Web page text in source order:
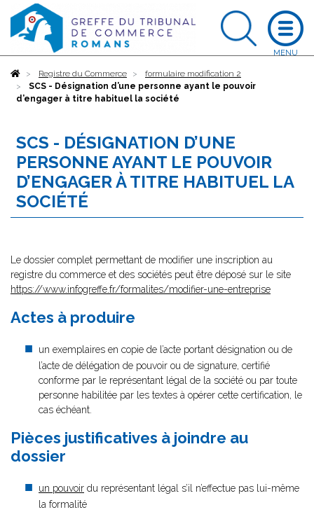
AccueilRegistre du Commerce
formulaire modification 2
SCS - Désignation d’une personne ayant le pouvoir
d’engager à titre habituel la société
SCS - DÉSIGNATION D’UNE
PERSONNE AYANT LE POUVOIR
D’ENGAGER À TITRE HABITUEL LA
SOCIÉTÉ
Le dossier complet permettant de modifier une inscription au
registre du commerce et des sociétés peut être déposé sur le site
https://www.infogreffe.fr/formalites/modifier-une-entreprise
Actes à produire
un exemplaires en copie de l’acte portant désignation ou de
l’acte de délégation de pouvoir ou de signature, certifié
conforme par le représentant légal de la société ou par toute
personne habilitée par les textes à opérer cette certification, le
cas échéant.
Pièces justificatives à joindre au
dossier
un pouvoir du représentant légal s’il n’effectue pas lui-même
la formalité